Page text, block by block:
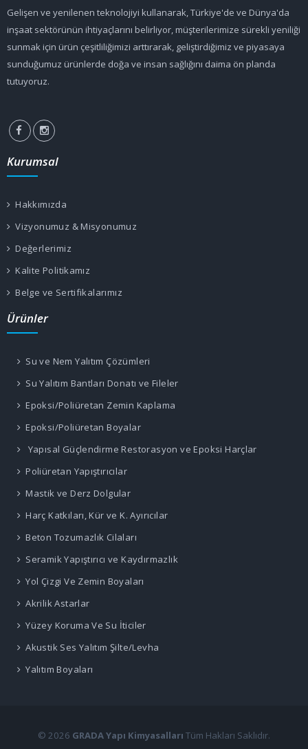
Gelişen ve yenilenen teknolojiyi kullanarak, Türkiye'de ve Dünya'da
inşaat sektörünün ihtiyaçlarını belirliyor, müşterilerimize sürekli yeniliği
sunmak için ürün çeşitliliğimizi arttırarak, geliştirdiğimiz ve piyasaya
sunduğumuz ürünlerde doğa ve insan sağlığını daima ön planda
tutuyoruz.
Kurumsal
Hakkımızda
Vizyonumuz & Misyonumuz
Değerlerimiz
Kalite Politikamız
Belge ve Sertifikalarımız
Ürünler
Su ve Nem Yalıtım Çözümleri
Su Yalıtım Bantları Donatı ve Fileler
Epoksi/Poliüretan Zemin Kaplama
Epoksi/Poliüretan Boyalar
Yapısal Güçlendirme Restorasyon ve Epoksi Harçlar
Poliüretan Yapıştırıcılar
Mastik ve Derz Dolgular
Harç Katkıları, Kür ve K. Ayırıcılar
Beton Tozumazlık Cilaları
Seramik Yapıştırıcı ve Kaydırmazlık
Yol Çizgi Ve Zemin Boyaları
Akrilik Astarlar
Yüzey Koruma Ve Su İticiler
Akustik Ses Yalıtım Şilte/Levha
Yalıtım Boyaları
© 2026 GRADA Yapı Kimyasalları Tüm Hakları Saklıdır.